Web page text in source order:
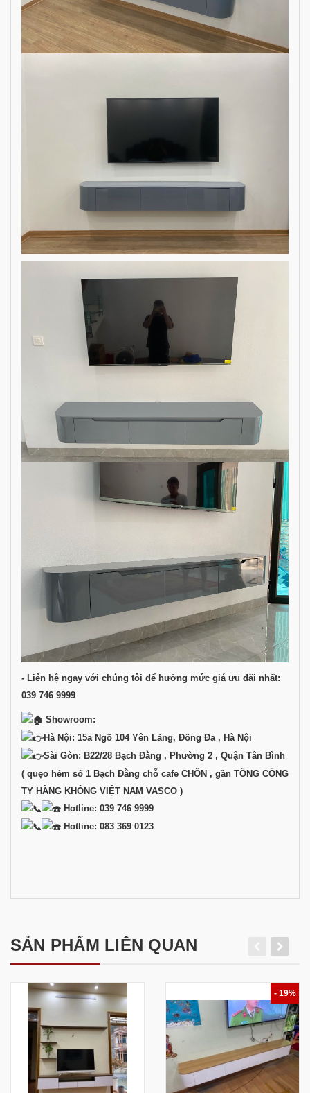
- Liên hệ ngay với chúng tôi để hưởng mức giá ưu đãi nhất:
039 746 9999
Showroom:
Hà Nội: 15a Ngõ 104 Yên Lãng, Đống Đa , Hà Nội
Sài Gòn: B22/28 Bạch Đằng , Phường 2 , Quận Tân Bình
( quẹo hẻm số 1 Bạch Đằng chỗ cafe CHỒN , gần TỔNG CÔNG
TY HÀNG KHÔNG VIỆT NAM VASCO )
Hotline: 039 746 9999
Hotline: 083 369 0123
SẢN PHẨM LIÊN QUAN
- 19%